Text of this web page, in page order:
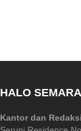
HALO
Kantor dan